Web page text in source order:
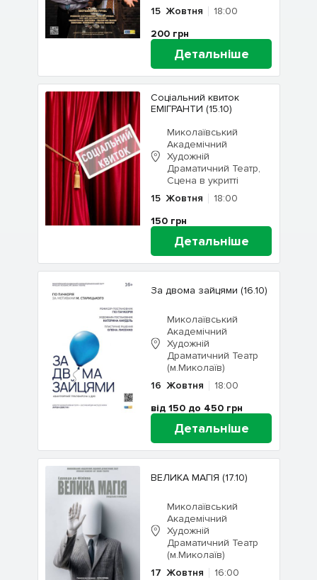
15 Жовтня
18:00
200 грн
Детальніше
Соціальний квиток
ЕМІГРАНТИ (15.10)
Миколаївський
Академічний
Художній
Драматичний Театр,
Сцена в укритті
15 Жовтня
18:00
150 грн
Детальніше
За двома зайцями (16.10)
Миколаївський
Академічний
Художній
Драматичний Театр
(м.Миколаїв)
16 Жовтня
18:00
від 150 до 450 грн
Детальніше
ВЕЛИКА МАГІЯ (17.10)
Миколаївський
Академічний
Художній
Драматичний Театр
(м.Миколаїв)
17 Жовтня
16:00